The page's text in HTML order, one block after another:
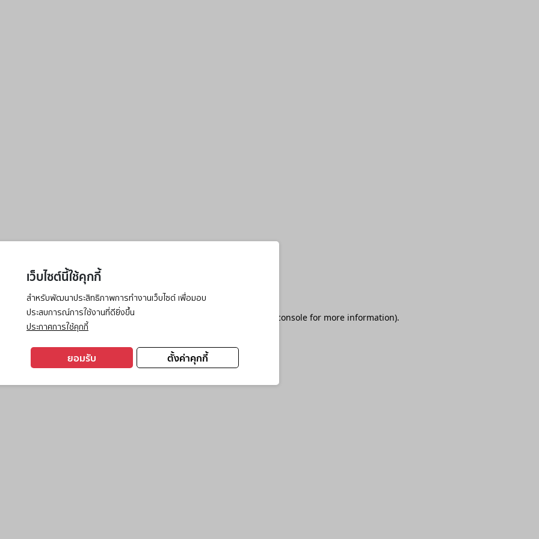
เว็บไซต์นี้ใช้คุกกี้
สำหรับพัฒนาประสิทธิภาพการทำงานเว็บไซต์ เพื่อมอบ
ประสบการณ์การใช้งานที่ดียิ่งขึ้น
ประกาศการใช้คุกกี้
ตั้งค่าคุกกี้
ยอมรับ
has occurred while loading browser console for more information).